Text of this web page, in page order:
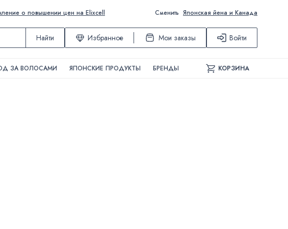
о повышении цен на Elixcell Сменить Японская йена и Канада
Найти Избранное Мои заказы Войти
ЗА ВОЛОСАМИ ЯПОНСКИЕ ПРОДУКТЫ БРЕНДЫ КОРЗИНА